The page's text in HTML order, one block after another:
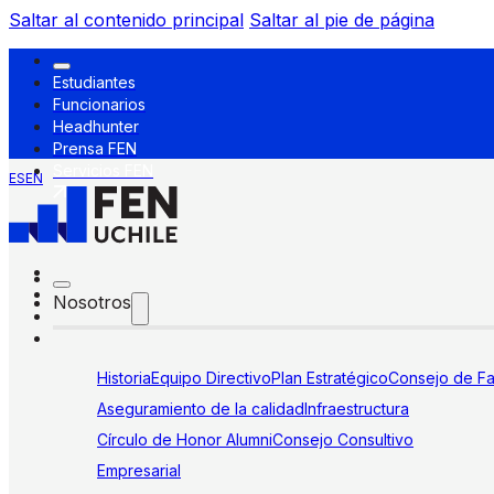
Saltar al contenido principal Saltar al pie de página
Estudiantes
Funcionarios
Headhunter
Prensa FEN
ESEN
Nosotros
HistoriaEquipo DirectivoPlan EstratégicoConsejo de
Aseguramiento de la calidadInfraestructura
Círculo de Honor AlumniConsejo Consultivo
Empresarial